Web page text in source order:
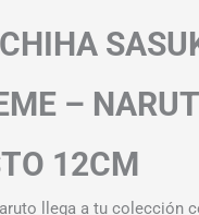
–
12CM
llega a tu colección